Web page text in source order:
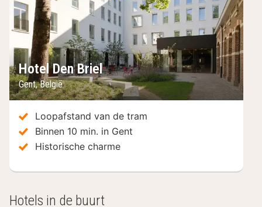
Hotel Den Briel
Gent,België
Loopafstand van de tram
Binnen 10 min. in Gent
Historische charme
Hotels in de buurt